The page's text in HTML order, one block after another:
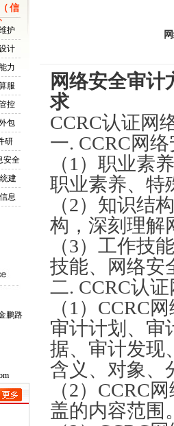
信
护
计
力
服
控
包
研
）
安全
建
息
鹏路
网络安全审计
求
CCRC认证网
一. CCRC网
（1）职业素
职业素养、特
（2）知识结
构，深刻理解
（3）工作技
技能、网络安
二. CCRC认证
（1） CCRC
审计计划、审
据、审计发现
含义、对象、
（2） CCRC
盖的内容范围